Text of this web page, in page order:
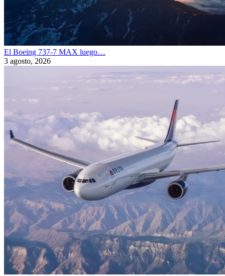
El Boeing 737-7 MAX luego…
3 agosto, 2026